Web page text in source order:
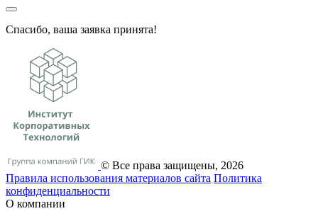
Спасибо, ваша заявка принята!
© Все права защищены, 2026
Правила использования материалов сайта Политика
конфиденциальности
О компании